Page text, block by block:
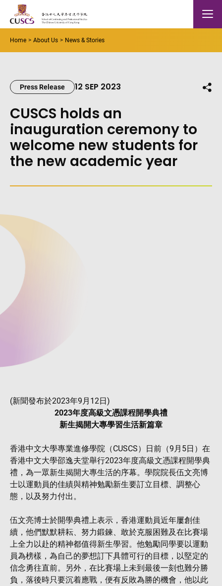
Skip to main content
The Chinese Univeristy of hong Kong Mobile
Home About Us News & Stories
Press Release 12 SEP 2023
CUSCS holds an
inauguration ceremony to
welcome new students for
the new academic year
(新聞發布於2023年9月12日)
2023年度高級文憑課程開學典禮
新生揭開大專學習生活新篇章
香港中文大學專業進修學院（CUSCS）日前（9月5日）在
香港中文大學邵逸夫堂舉行2023年度高級文憑課程開學典
禮，為一眾新生揭開大專生活的序幕。學院院長伍文亮博
士以運動員的佳績與精神勉勵新生要訂立目標、調整心
態，以及努力付出。
伍文亮博士於開學典禮上表示，香港運動員近年屢創佳
續，他們默默耕耘、努力鍛鍊、敢於克服困難及在比賽場
上全力以赴的精神都值得新生學習。他勉勵同學要以運動
員為榜樣，為自己的夢想訂下具體可行的目標，以堅定的
信念勇往直前。另外，在比賽場上未到最後一刻也難分勝
負，落後時只要沉着應戰，便有反敗為勝的機會，他以此